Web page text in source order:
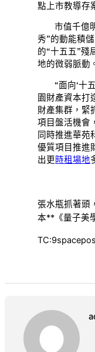
點上市教導存
市值千億
秀”的動能積
的“十五五”殘
地的微弱脈動
“面向‘十
園財產資本打
財產集群，緊
項目盤活機會
同時推進華苑
優質項目推進
出更時租場地
張水瓶抓著頭
本**《量子美